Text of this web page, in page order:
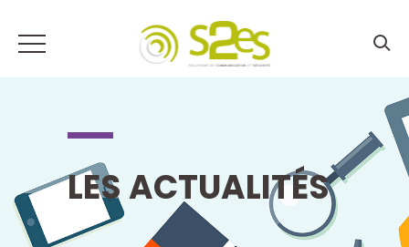
LES ACTUALITÉS